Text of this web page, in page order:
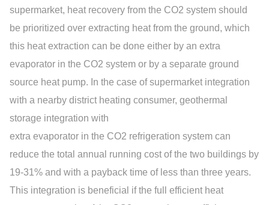
supermarket, heat recovery from the CO2 system should
be prioritized over extracting heat from the ground, which
this heat extraction can be done either by an extra
evaporator in the CO2 system or by a separate ground
source heat pump. In the case of supermarket integration
with a nearby district heating consumer, geothermal
storage integration with
extra evaporator in the CO2 refrigeration system can
reduce the total annual running cost of the two buildings by
19-31% and with a payback time of less than three years.
This integration is beneficial if the full efficient heat